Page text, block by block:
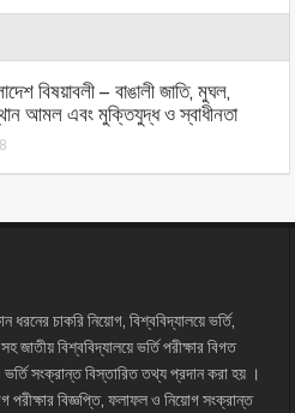
বিষয়াবলী – বাঙালী জাতি, মুঘল,
আমল এবং মুক্তিযুদ্ধ ও স্বাধীনতা
ধরনের চাকরি নিয়োগ, বিশ্ববিদ্যালয়ে ভর্তি,
বিশ্ববিদ্যালয়ে ভর্তি পরীক্ষার বিগত
সংক্রান্ত বিস্তারিত তথ্য প্রদান করা হয় ।
পরীক্ষার বিজ্ঞপ্তি, ফলাফল ও নিয়োগ সংক্রান্ত